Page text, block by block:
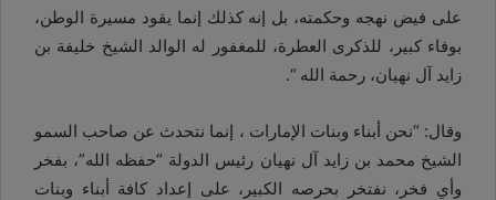
على فيض نهجه وحكمته، بل إنه كذلك إنما يقود مسيرة الوطن،
بوفاء كبير، للذكرى العطرة، للمغفور له الوالد الشيخ خليفة بن
زايد آل نهيان، رحمة الله “.
وقال: “نحن أبناء وبنات الإمارات ، إنما نتحدث عن صاحب السمو
الشيخ محمد بن زايد آل نهيان رئيس الدولة “حفظه الله”، بفخر
وأي فخر، نفتخر بحرصه الكبير، على إعداد كافة أبناء وبنات